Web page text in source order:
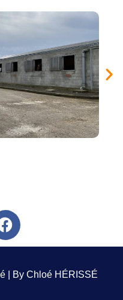
| By Chloé HÉRISSÉ